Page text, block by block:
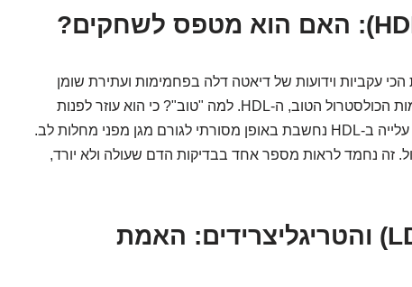
עקביות וידועות של דיאטה דלה בפחמימות ועתירת שומן
(כולל קטוגנית) היא עלייה משמעותית ברמות הכולסטרול הטוב, ה-HDL. למה "טוב"? כי הוא עוזר לפנות
עודפי כולסטרול מהעורקים בחזרה לכבד. עלייה ב-HDL נחשבת באופן מסורתי לגורם מגן מפני מחלות לב.
זה נחמד לראות מספר אחד בבדיקות הדם שעולה ולא יורד,
הכולסטרול "הרע" (LDL) והטריגליצרידים: האמת